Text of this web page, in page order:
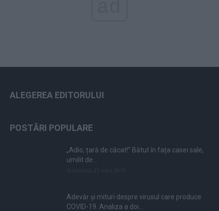
ALEGEREA EDITORULUI
POSTĂRI POPULARE
„Adio, țară de căcat!” Bătut în fața casei sale,
umilit de...
Adevăr și mituri despre virusul care produce
COVID-19. Analiza a doi...